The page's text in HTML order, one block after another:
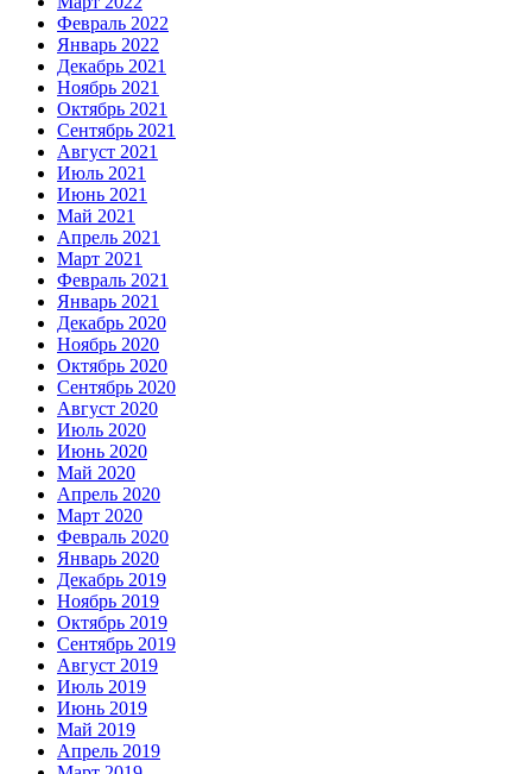
Февраль 2022
Январь 2022
Декабрь 2021
Ноябрь 2021
Октябрь 2021
Сентябрь 2021
Август 2021
Июль 2021
Июнь 2021
Май 2021
Апрель 2021
Март 2021
Февраль 2021
Январь 2021
Декабрь 2020
Ноябрь 2020
Октябрь 2020
Сентябрь 2020
Август 2020
Июль 2020
Июнь 2020
Май 2020
Апрель 2020
Март 2020
Февраль 2020
Январь 2020
Декабрь 2019
Ноябрь 2019
Октябрь 2019
Сентябрь 2019
Август 2019
Июль 2019
Июнь 2019
Май 2019
Апрель 2019